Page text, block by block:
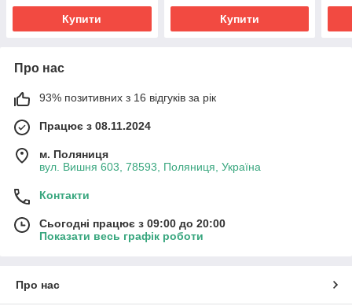
Купити Купити
Про нас
93% позитивних з 16 відгуків за рік
Працює з 08.11.2024
м. Поляниця
вул. Вишня 603, 78593, Поляниця, Україна
Контакти
Сьогодні працює з 09:00 до 20:00
Показати весь графік роботи
Про нас